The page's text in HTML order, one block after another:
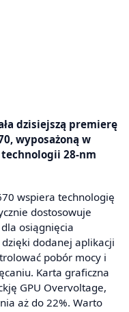
dzisiejszą premierę
wyposażoną w
28-nm
wspiera technologię
dostosowuje
osiągnięcia
dodanej aplikacji
pobór mocy i
Karta graficzna
GPU Overvoltage,
aż do 22%. Warto